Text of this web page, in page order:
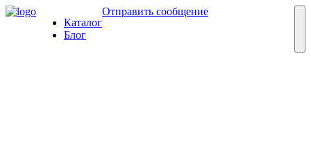
Каталог
Блог
Отправить сообщение